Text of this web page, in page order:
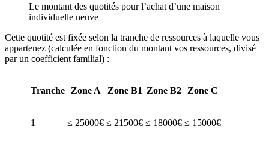
Le montant des quotités pour l’achat d’une maison
individuelle neuve
Cette quotité est fixée selon la tranche de ressources à laquelle vous
appartenez (calculée en fonction du montant vos ressources, divisé
par un coefficient familial) :
Tranche Zone A Zone B1 Zone B2 Zone C
1 ≤ 25000€ ≤ 21500€ ≤ 18000€ ≤ 15000€